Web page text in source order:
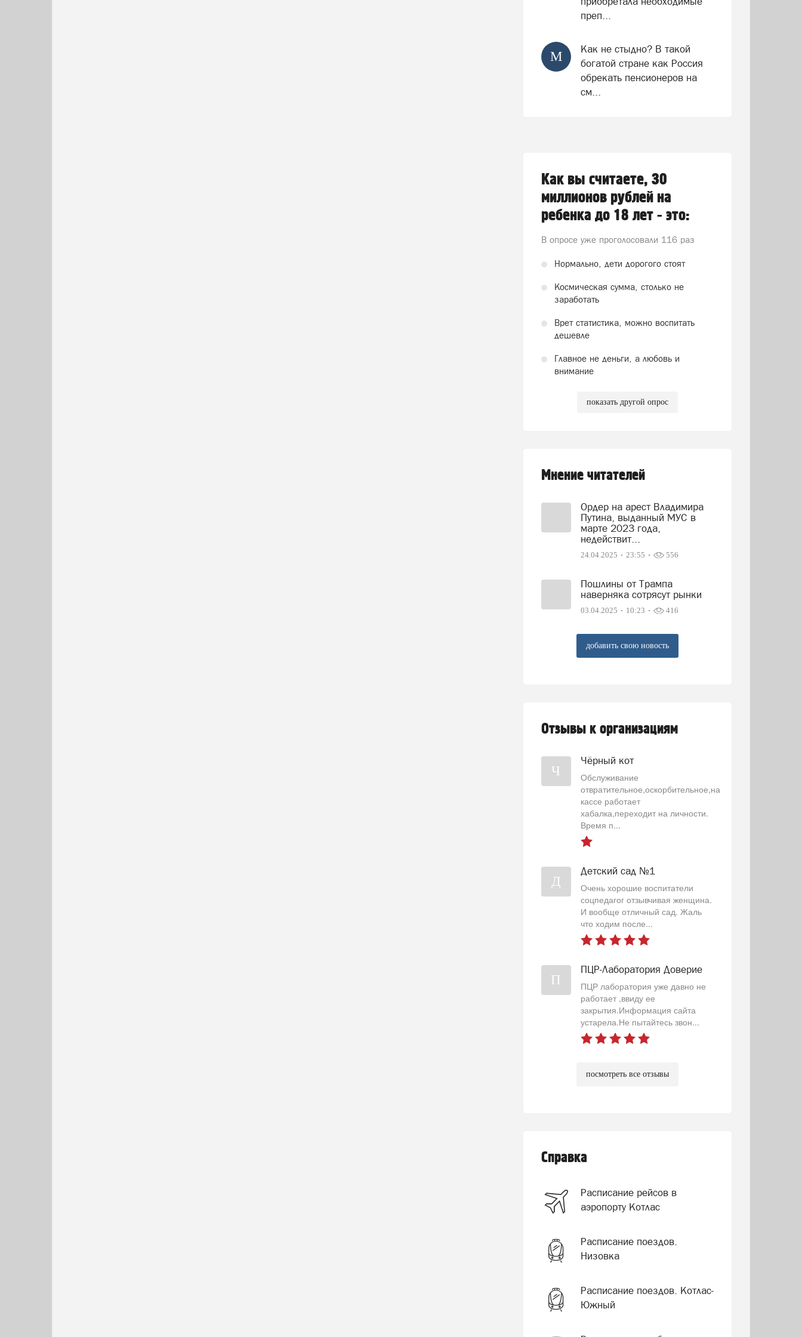
преп...
М
Как не стыдно? В такой
богатой стране как Россия
обрекать пенсионеров на
см...
Как вы считаете, 30
миллионов рублей на
ребенка до 18 лет - это:
В опросе уже проголосовали 116 раз
Нормально, дети дорогого стоят
Космическая сумма, столько не
заработать
Врет статистика, можно воспитать
дешевле
Главное не деньги, а любовь и
внимание
показать другой опрос
Мнение читателей
Ордер на арест Владимира
Путина, выданный МУС в
марте 2023 года,
недействит...
24.04.2025 23:55 556
Пошлины от Трампа
наверняка сотрясут рынки
03.04.2025 10:23 416
добавить свою новость
Отзывы к организациям
Ч
Чёрный кот
Обслуживание
отвратительное,оскорбительное,на
кассе работает
хабалка,переходит на личности.
Время п...
Д
Детский сад №1
Очень хорошие воспитатели
соцпедагог отзывчивая женщина.
И вообще отличный сад. Жаль
что ходим после...
П
ПЦР-Лаборатория Доверие
ПЦР лаборатория уже давно не
работает ,ввиду ее
закрытия.Информация сайта
устарела.Не пытайтесь звон...
посмотреть все отзывы
Справка
Расписание рейсов в
аэропорту Котлас
Расписание поездов.
Низовка
Расписание поездов. Котлас-
Южный